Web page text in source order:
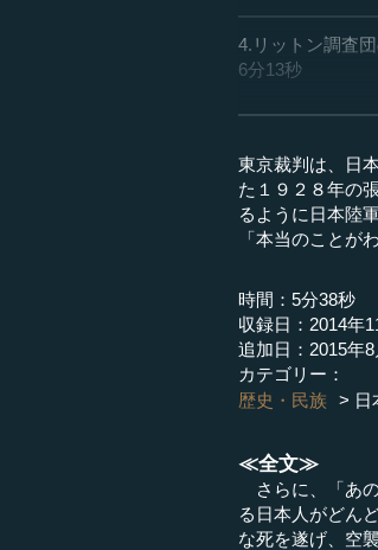
4.リットン調査
6分13秒
東京裁判は、日
た１９２８年の
るように日本陸
「本当のことが
時間：5分38秒
収録日：2014年
追加日：2015年8
カテゴリー：
歴史・民族
日
≪全文≫
さらに、「あ
る日本人がどん
な死を遂げ、空